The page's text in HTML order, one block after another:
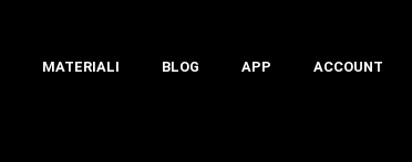
MATERIALI BLOG APP ACCOUNT